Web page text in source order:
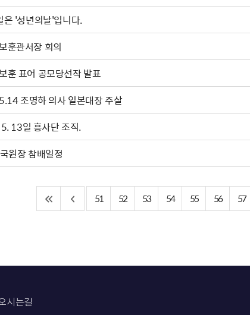
'성년의날'입니다.
훈관서장 회의
훈 표어 공모당선작 발표
조명하 의사 일본대장 주살
13일 흥사단 조직.
원장 참배일정
51 52 53 54 55 56 57
시는길